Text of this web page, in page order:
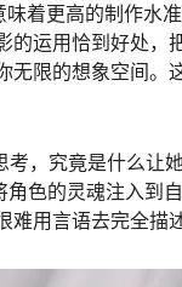
着更高的制作水
运用恰到好处
限的想象空间。
，究竟是什么让
色的灵魂注入到
用言语去完全描